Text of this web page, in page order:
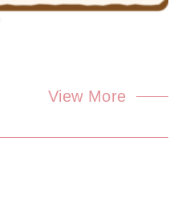
View More